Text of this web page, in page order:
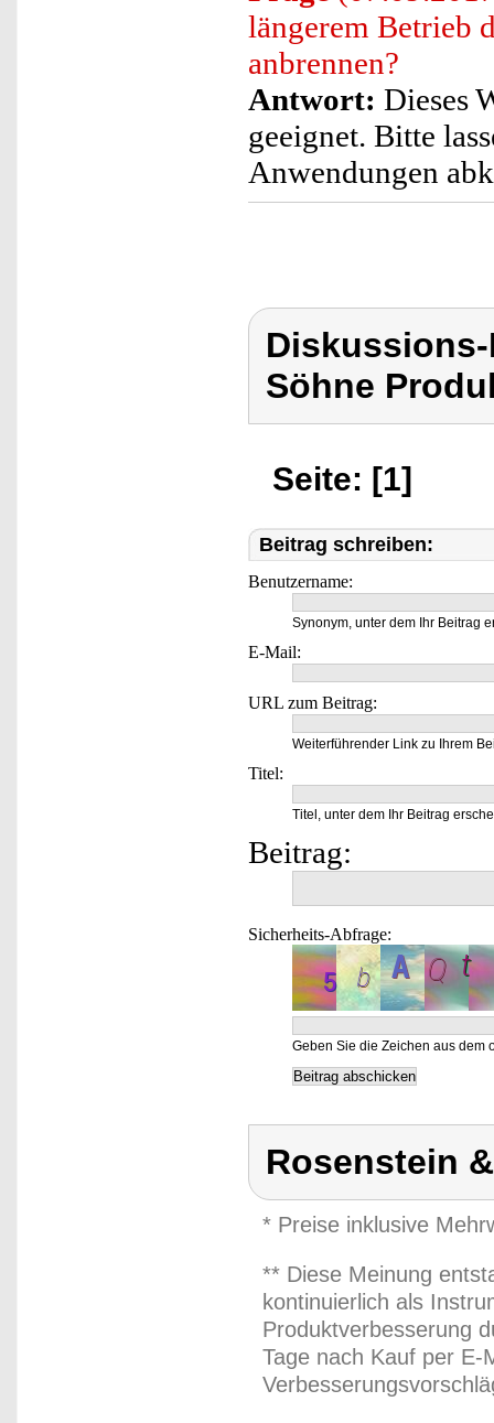
längerem Betrieb
anbrennen?
Antwort: Dieses
geeignet. Bitte
Anwendungen
Söhne
Seite: [1]
Beitrag schreiben:
Benutzername:
Synonym, unter dem Ihr Beitrag
E-Mail:
URL zum Beitrag:
Weiterführender Link zu Ihrem
Titel:
Titel, unter dem Ihr Beitrag
Beitrag:
Sicherheits-Abfrage:
Geben Sie die Zeichen aus dem
Rosenstein
* Preise inklusive
** Diese Meinung
kontinuierlich als
Produktverbesserung
Tage nach Kauf per E-